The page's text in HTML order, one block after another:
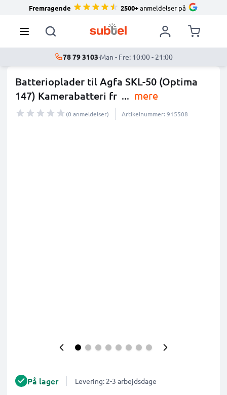
Fremragende 2500+anmeldelser på
78 79 3103·Man - Fre: 10:00 - 21:00
Batterioplader til Agfa SKL-50 (Optima
147) Kamerabatteri fr ... mere
(0 anmeldelser) Artikelnummer: 915508
På lager Levering: 2-3 arbejdsdage